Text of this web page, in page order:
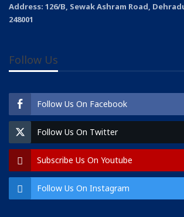
Address: 126/B, Sewak Ashram Road,
248001
Follow Us
Follow Us On Facebook
Follow Us On Twitter
Subscribe Us On Youtube
Follow Us On Instagram